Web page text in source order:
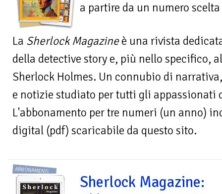
a partire da un numero scelta
La Sherlock Magazineè una rivista
della detective story e, più nello specifico,
Sherlock Holmes. Un connubio di
e notizie studiato per tutti gli appassionati
L'abbonamento per tre numeri (un anno)
digital (pdf) scaricabile da questo sito.
ABBONAMENTI
Sherlock Magazine: